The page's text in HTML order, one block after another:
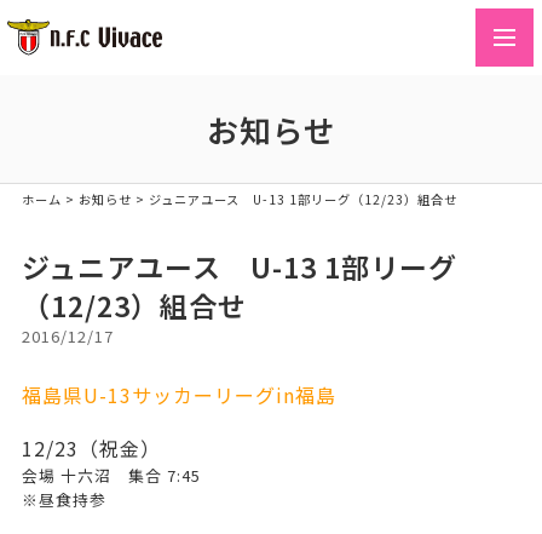
お知らせ
ホーム > お知らせ > ジュニアユース U-13 1部リーグ（12/23）組合せ
ジュニアユース U-13 1部リーグ
（12/23）組合せ
2016/12/17
福島県U-13サッカーリーグin福島
12/23（祝金）
会場 十六沼 集合 7:45
※昼食持参